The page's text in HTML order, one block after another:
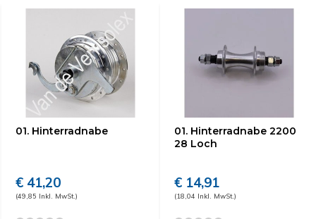
01. Hinterradnabe
€ 41,20
(49,85 Inkl. MwSt.)
01. Hinterradnabe 2200
28 Loch
€ 14,91
(18,04 Inkl. MwSt.)